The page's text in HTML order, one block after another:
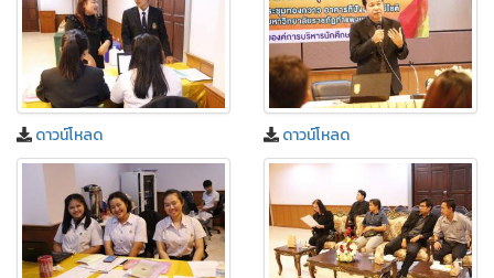
ดาวน์โหลด ดาวน์โหลด